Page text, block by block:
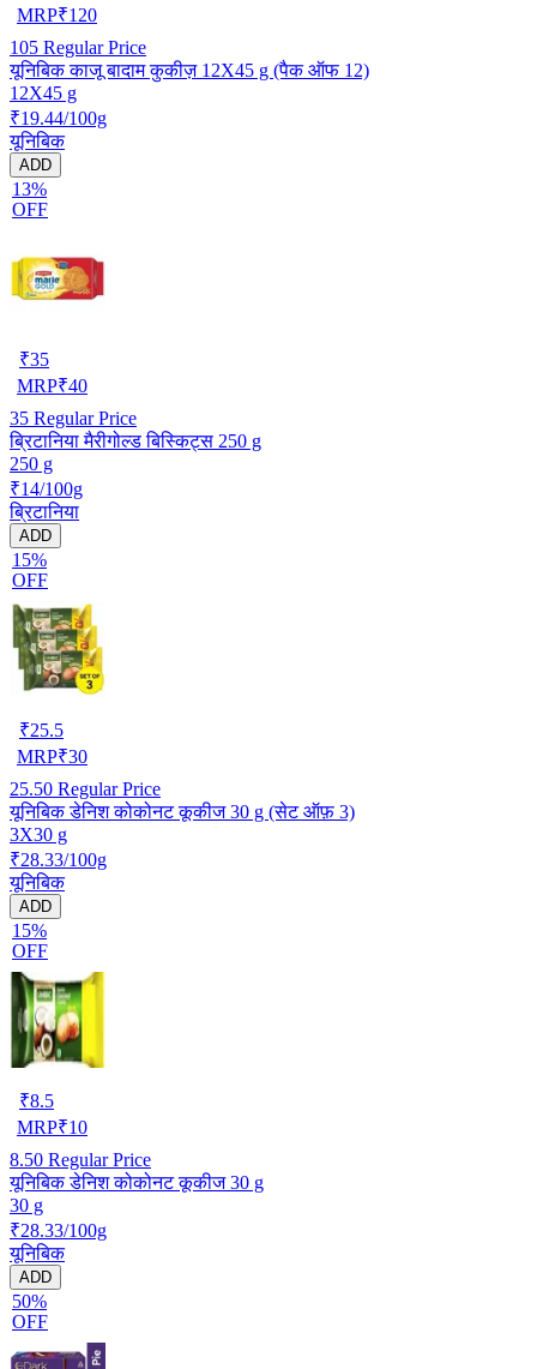
MRP₹120
105 Regular Price
यूनिबिक काजू बादाम कुकीज़ 12X45 g (पैक ऑफ 12)
12X45 g
₹19.44/100g
यूनिबिक
ADD
13%
OFF
₹35
MRP₹40
35 Regular Price
ब्रिटानिया मैरीगोल्ड बिस्किट्स 250 g
250 g
₹14/100g
ब्रिटानिया
ADD
15%
OFF
₹25.5
MRP₹30
25.50 Regular Price
यूनिबिक डेनिश कोकोनट कूकीज 30 g (सेट ऑफ़ 3)
3X30 g
₹28.33/100g
यूनिबिक
ADD
15%
OFF
₹8.5
MRP₹10
8.50 Regular Price
यूनिबिक डेनिश कोकोनट कूकीज 30 g
30 g
₹28.33/100g
यूनिबिक
ADD
50%
OFF